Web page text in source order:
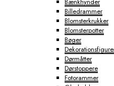
Billedrammer
Blomsterkrukker
Blomsterpotter
Bøger
Dørmåtter
Dørstoppere
Fotorammer